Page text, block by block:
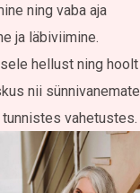
ning vaba aja
ja läbiviimine.
hellust ning hoolt
nii sünnivanemate
vahetustes.